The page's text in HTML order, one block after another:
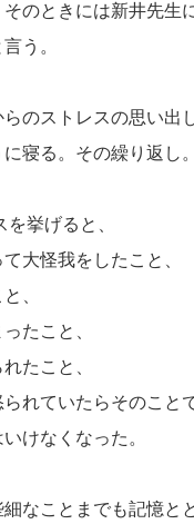
のときには新井先生
う。
のストレスの思い出
寝る。その繰り返し。
挙げると、
大怪我をしたこと、
、
たこと、
たこと、
られていたらそのこ
けなくなった。
細なことまでも記憶と